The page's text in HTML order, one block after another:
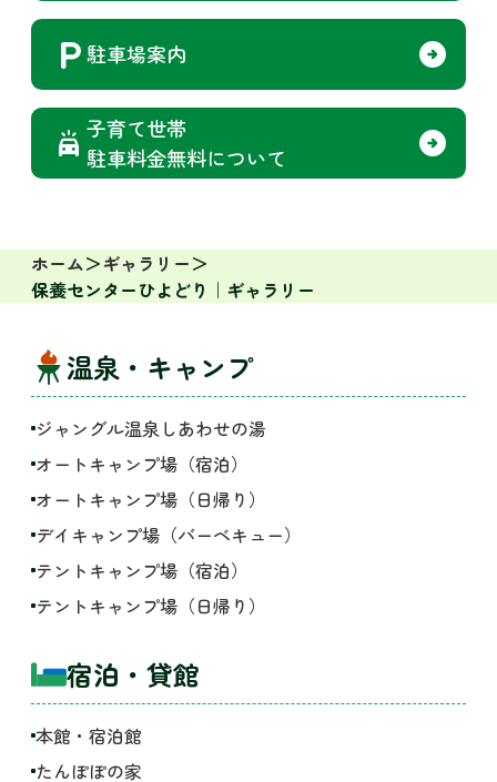
駐車場案内
子育て世帯
駐車料金無料について
ホーム
ギャラリー
保養センターひよどり｜ギャラリー
温泉・キャンプ
ジャングル温泉しあわせの湯
オートキャンプ場（宿泊）
オートキャンプ場（日帰り）
デイキャンプ場（バーベキュー）
テントキャンプ場（宿泊）
テントキャンプ場（日帰り）
宿泊・貸館
本館・宿泊館
たんぽぽの家